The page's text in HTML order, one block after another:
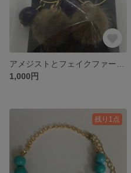
1,000円
残り1点